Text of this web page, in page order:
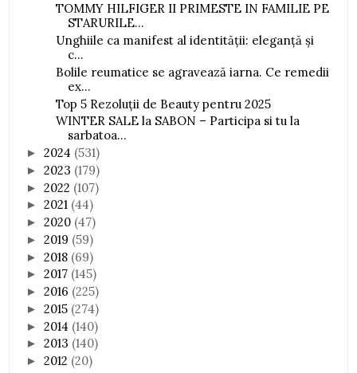
TOMMY HILFIGER II PRIMESTE IN FAMILIE PE
STARURILE...
Unghiile ca manifest al identității: eleganță și
c...
Bolile reumatice se agravează iarna. Ce remedii
ex...
Top 5 Rezoluții de Beauty pentru 2025
WINTER SALE la SABON – Participa si tu la
sarbatoa...
►2024 (531)
►2023 (179)
►2022 (107)
►2021 (44)
►2020 (47)
►2019 (59)
►2018 (69)
►2017 (145)
►2016 (225)
►2015 (274)
►2014 (140)
►2013 (140)
►2012 (20)